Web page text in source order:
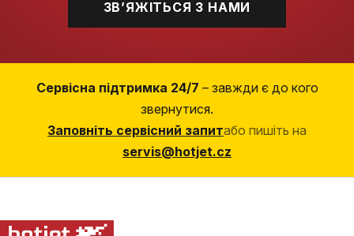
ЗВʼЯЖІТЬСЯ З НАМИ
Сервісна підтримка 24/7 – завжди є до кого
звернутися.
Заповніть сервісний запитабо пишіть на
servis@hotjet.cz